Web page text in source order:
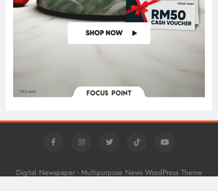
Digital Newspaper - Multipurpose News WordPress Theme